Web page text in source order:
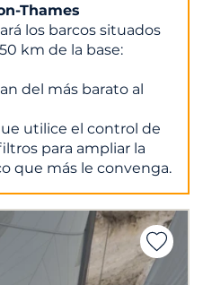
Thames
los barcos situados
km de la base:
del más barato al
utilice el control de
para ampliar la
que más le convenga.